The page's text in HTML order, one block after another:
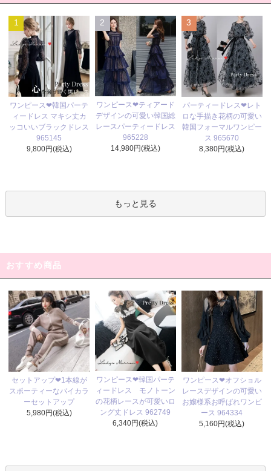
1
ワンピース❤韓国パーテ
ィードレス マキシ丈カ
ッコいいブラックドレス
965145
9,800円(税込)
2
ワンピース❤ティアード
デザインの可愛い韓国総
レースパーティードレス
965228
14,980円(税込)
3
パーティードレス❤レト
ロな手描き花柄の可愛い
韓国フォーマルワンピー
ス 965670
8,380円(税込)
もっと見る
おすすめ商品
セットアップ❤1本線が
スポーティーなバイカラ
ーセットアップ
5,980円(税込)
ワンピース❤韓国パーテ
ィードレス モノトーン
の花柄レースが可愛いロ
ング丈ドレス 962749
6,340円(税込)
ワンピース❤オフショル
レースデザインの可愛い
お嬢様系お呼ばれワンピ
ース 964334
5,160円(税込)